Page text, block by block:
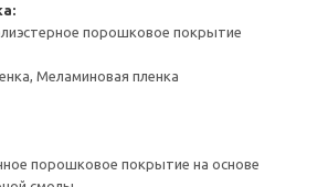
порошковое покрытие
Меламиновая пленка
порошковое покрытие на основе